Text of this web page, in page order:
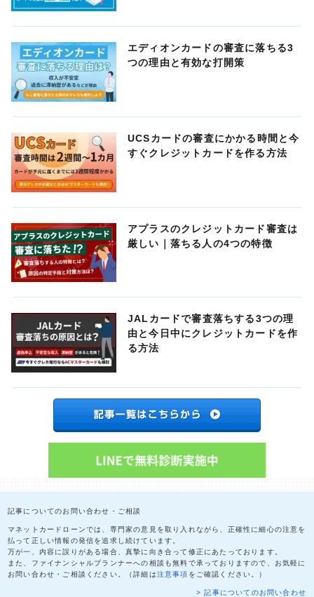
エディオンカードの審査に落ちる3
つの理由と有効な打開策
UCSカードの審査にかかる時間と今
すぐクレジットカードを作る方法
アプラスのクレジットカード審査は
厳しい｜落ちる人の4つの特徴
JALカードで審査落ちする3つの理
由と今日中にクレジットカードを作
る方法
記事についてのお問い合わせ・ご相談
マネットカードローンでは、専門家の意見を取り入れながら、正確性に細心の注意を
払って正しい情報の発信を追求し続けています。
万が一、内容に誤りがある場合、真摯に向き合って修正にあたっております。
また、ファイナンシャルプランナーへの相談も無料で承っておりますので、お気軽に
お問い合わせ・ご相談ください。（詳細は注意事項 をご確認ください。）
> 記事についてのお問い合わせ